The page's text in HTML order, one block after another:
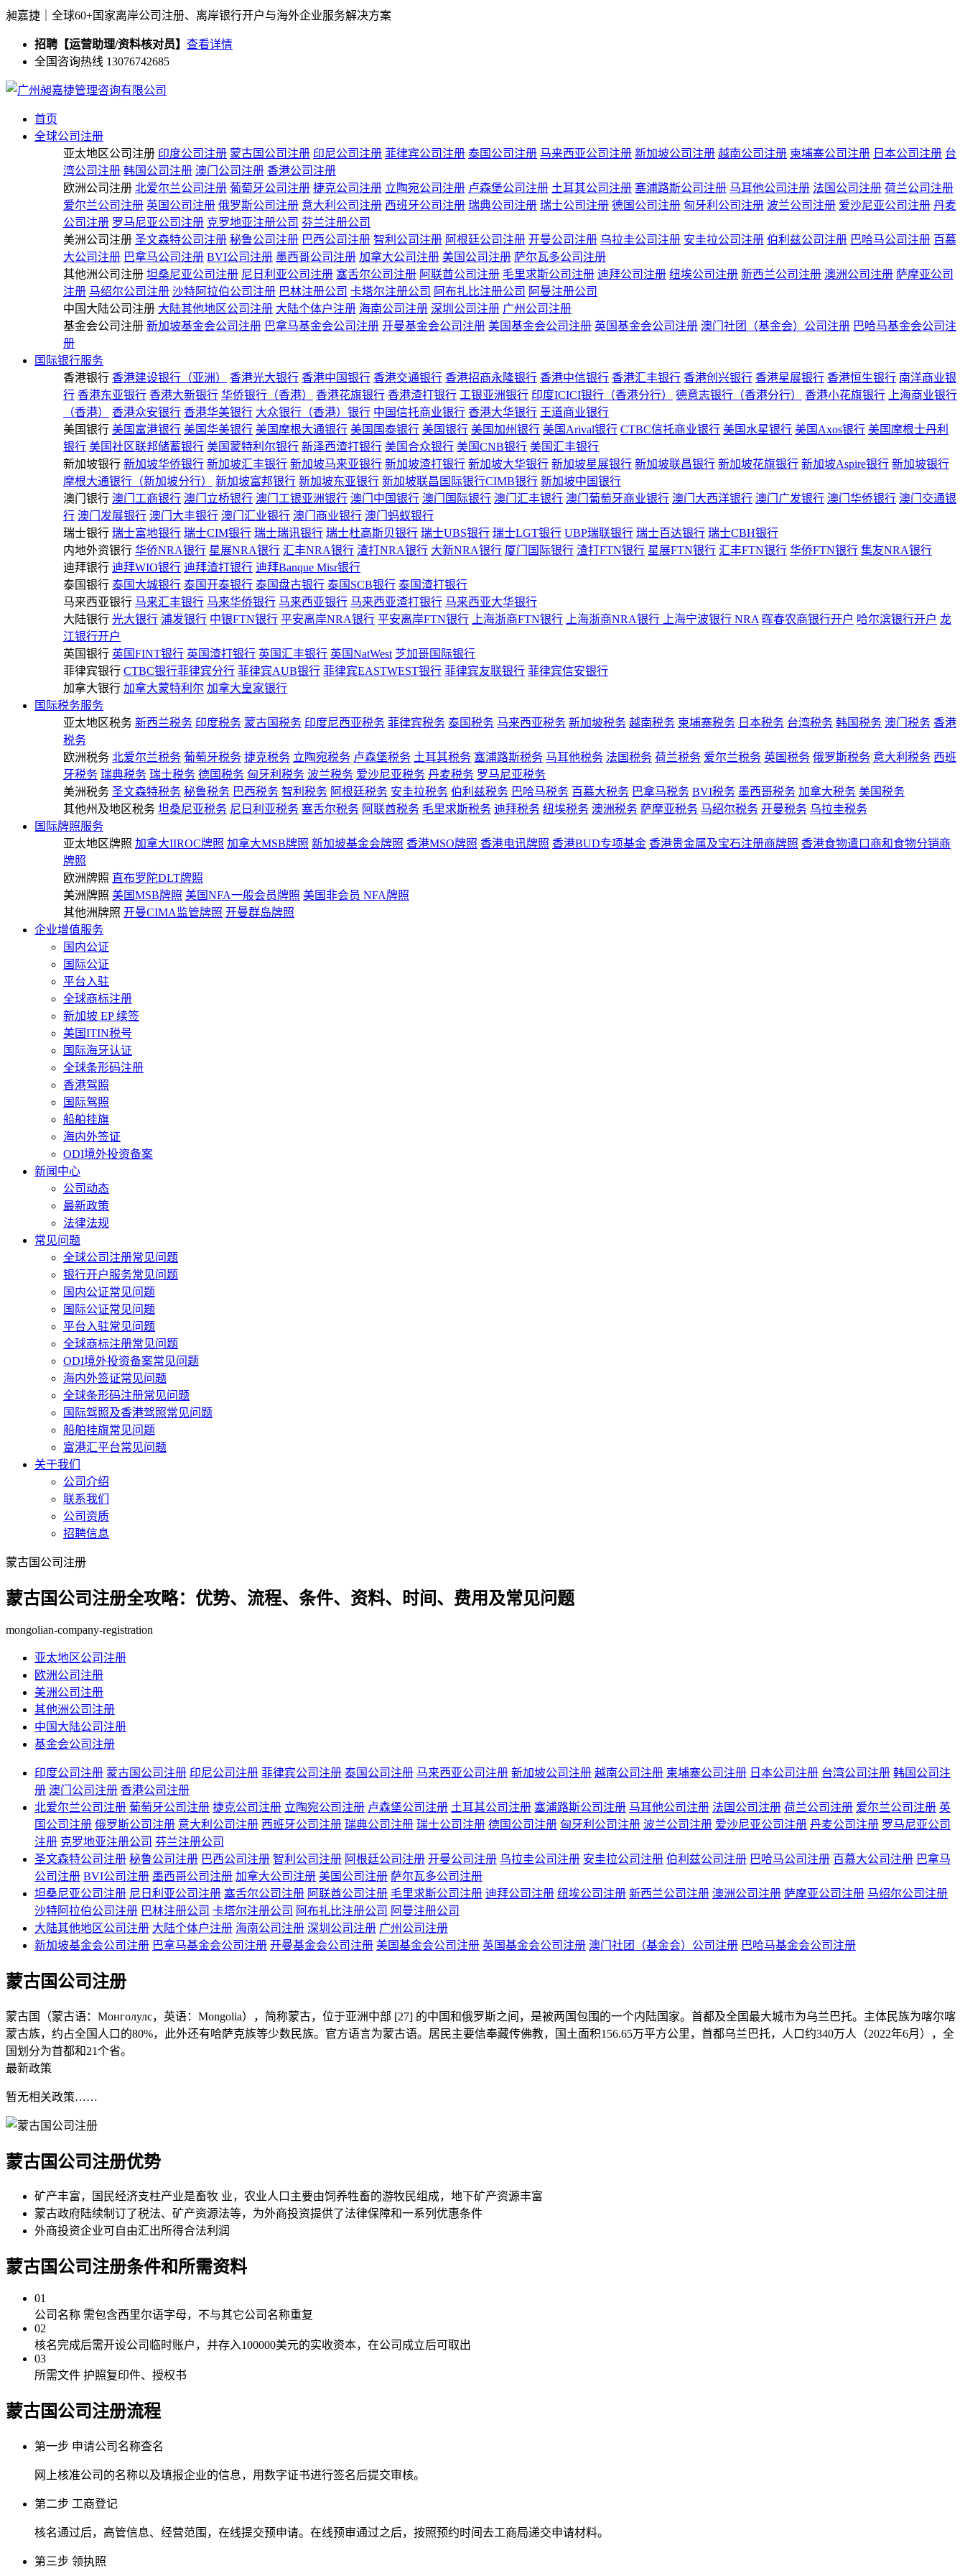
昶嘉捷｜全球60+国家离岸公司注册、离岸银行开户与海外企业服务解决方案
招聘【运营助理/资料核对员】 查看详情
全国咨询热线 13076742685
首页
全球公司注册
亚太地区公司注册 印度公司注册 蒙古国公司注册 印尼公司注册 菲律宾公司注册 泰国公司注册 马来西亚公司注册 新加坡公司注册 越南公司注册 柬埔寨公司注册 日本公司注册 台
湾公司注册 韩国公司注册 澳门公司注册 香港公司注册
欧洲公司注册 北爱尔兰公司注册 葡萄牙公司注册 捷克公司注册 立陶宛公司注册 卢森堡公司注册 土耳其公司注册 塞浦路斯公司注册 马耳他公司注册 法国公司注册 荷兰公司注册
爱尔兰公司注册 英国公司注册 俄罗斯公司注册 意大利公司注册 西班牙公司注册 瑞典公司注册 瑞士公司注册 德国公司注册 匈牙利公司注册 波兰公司注册 爱沙尼亚公司注册 丹麦
公司注册 罗马尼亚公司注册 克罗地亚注册公司 芬兰注册公司
美洲公司注册 圣文森特公司注册 秘鲁公司注册 巴西公司注册 智利公司注册 阿根廷公司注册 开曼公司注册 乌拉圭公司注册 安圭拉公司注册 伯利兹公司注册 巴哈马公司注册 百慕
大公司注册 巴拿马公司注册 BVI公司注册 墨西哥公司注册 加拿大公司注册 美国公司注册 萨尔瓦多公司注册
其他洲公司注册 坦桑尼亚公司注册 尼日利亚公司注册 塞舌尔公司注册 阿联酋公司注册 毛里求斯公司注册 迪拜公司注册 纽埃公司注册 新西兰公司注册 澳洲公司注册 萨摩亚公司
注册 马绍尔公司注册 沙特阿拉伯公司注册 巴林注册公司 卡塔尔注册公司 阿布扎比注册公司 阿曼注册公司
中国大陆公司注册 大陆其他地区公司注册 大陆个体户注册 海南公司注册 深圳公司注册 广州公司注册
基金会公司注册 新加坡基金会公司注册 巴拿马基金会公司注册 开曼基金会公司注册 美国基金会公司注册 英国基金会公司注册 澳门社团（基金会）公司注册 巴哈马基金会公司注
册
国际银行服务
香港银行 香港建设银行（亚洲） 香港光大银行 香港中国银行 香港交通银行 香港招商永隆银行 香港中信银行 香港汇丰银行 香港创兴银行 香港星展银行 香港恒生银行 南洋商业银
行 香港东亚银行 香港大新银行 华侨银行（香港） 香港花旗银行 香港渣打银行 工银亚洲银行 印度ICICI银行（香港分行） 德意志银行（香港分行） 香港小花旗银行
上海商业银行
（香港）
香港众安银行 香港华美银行 大众银行（香港）银行 中国信托商业银行 香港大华银行 王道商业银行
美国银行 美国富港银行 美国华美银行 美国摩根大通银行 美国国泰银行 美国银行 美国加州银行 美国Arival银行 CTBC信托商业银行 美国水星银行 美国Axos银行 美国摩根士丹利
银行 美国社区联邦储蓄银行 美国蒙特利尔银行 新泽西渣打银行 美国合众银行 美国CNB银行 美国汇丰银行
新加坡银行 新加坡华侨银行 新加坡汇丰银行 新加坡马来亚银行 新加坡渣打银行 新加坡大华银行 新加坡星展银行 新加坡联昌银行 新加坡花旗银行 新加坡Aspire银行 新加坡银行
摩根大通银行（新加坡分行）
新加坡富邦银行 新加坡东亚银行 新加坡联昌国际银行CIMB银行 新加坡中国银行
澳门银行 澳门工商银行 澳门立桥银行 澳门工银亚洲银行 澳门中国银行 澳门国际银行 澳门汇丰银行 澳门葡萄牙商业银行 澳门大西洋银行 澳门广发银行 澳门华侨银行 澳门交通银
行 澳门发展银行 澳门大丰银行 澳门汇业银行 澳门商业银行 澳门蚂蚁银行
瑞士银行 瑞士富地银行 瑞士CIM银行 瑞士瑞讯银行 瑞士杜高斯贝银行 瑞士UBS银行 瑞士LGT银行 UBP瑞联银行 瑞士百达银行 瑞士CBH银行
内地外资银行 华侨NRA银行 星展NRA银行 汇丰NRA银行 渣打NRA银行 大新NRA银行 厦门国际银行 渣打FTN银行 星展FTN银行 汇丰FTN银行 华侨FTN银行 集友NRA银行
迪拜银行 迪拜WIO银行 迪拜渣打银行 迪拜Banque Misr银行
泰国银行 泰国大城银行 泰国开泰银行 泰国盘古银行 泰国SCB银行 泰国渣打银行
马来西亚银行 马来汇丰银行 马来华侨银行 马来西亚银行 马来西亚渣打银行 马来西亚大华银行
大陆银行 光大银行 浦发银行 中银FTN银行 平安离岸NRA银行 平安离岸FTN银行 上海浙商FTN银行 上海浙商NRA银行 上海宁波银行 NRA 晖春农商银行开户 哈尔滨银行开户 龙
江银行开户
英国银行 英国FINT银行 英国渣打银行 英国汇丰银行 英国NatWest 芝加哥国际银行
菲律宾银行 CTBC银行菲律宾分行 菲律宾AUB银行 菲律宾EASTWEST银行 菲律宾友联银行 菲律宾信安银行
加拿大银行 加拿大蒙特利尔 加拿大皇家银行
国际税务服务
亚太地区税务 新西兰税务 印度税务 蒙古国税务 印度尼西亚税务 菲律宾税务 泰国税务 马来西亚税务 新加坡税务 越南税务 柬埔寨税务 日本税务 台湾税务 韩国税务 澳门税务 香港
税务
欧洲税务 北爱尔兰税务 葡萄牙税务 捷克税务 立陶宛税务 卢森堡税务 土耳其税务 塞浦路斯税务 马耳他税务 法国税务 荷兰税务 爱尔兰税务 英国税务 俄罗斯税务 意大利税务 西班
牙税务 瑞典税务 瑞士税务 德国税务 匈牙利税务 波兰税务 爱沙尼亚税务 丹麦税务 罗马尼亚税务
美洲税务 圣文森特税务 秘鲁税务 巴西税务 智利税务 阿根廷税务 安圭拉税务 伯利兹税务 巴哈马税务 百慕大税务 巴拿马税务 BVI税务 墨西哥税务 加拿大税务 美国税务
其他州及地区税务 坦桑尼亚税务 尼日利亚税务 塞舌尔税务 阿联酋税务 毛里求斯税务 迪拜税务 纽埃税务 澳洲税务 萨摩亚税务 马绍尔税务 开曼税务 乌拉圭税务
国际牌照服务
亚太地区牌照 加拿大IIROC牌照 加拿大MSB牌照 新加坡基金会牌照 香港MSO牌照 香港电讯牌照 香港BUD专项基金 香港贵金属及宝石注册商牌照 香港食物遣口商和食物分销商
牌照
欧洲牌照 直布罗陀DLT牌照
美洲牌照 美国MSB牌照 美国NFA一般会员牌照 美国非会员 NFA牌照
其他洲牌照 开曼CIMA监管牌照 开曼群岛牌照
企业增值服务
国内公证
国际公证
平台入驻
全球商标注册
新加坡 EP 续签
美国ITIN税号
国际海牙认证
全球条形码注册
香港驾照
国际驾照
船舶挂旗
海内外签证
ODI境外投资备案
新闻中心
公司动态
最新政策
法律法规
常见问题
全球公司注册常见问题
银行开户服务常见问题
国内公证常见问题
国际公证常见问题
平台入驻常见问题
全球商标注册常见问题
ODI境外投资备案常见问题
海内外签证常见问题
全球条形码注册常见问题
国际驾照及香港驾照常见问题
船舶挂旗常见问题
富港汇平台常见问题
关于我们
公司介绍
联系我们
公司资质
招聘信息
蒙古国公司注册
蒙古国公司注册全攻略：优势、流程、条件、资料、时间、费用及常见问题
mongolian-company-registration
亚太地区公司注册
欧洲公司注册
美洲公司注册
其他洲公司注册
中国大陆公司注册
基金会公司注册
印度公司注册 蒙古国公司注册 印尼公司注册 菲律宾公司注册 泰国公司注册 马来西亚公司注册 新加坡公司注册 越南公司注册 柬埔寨公司注册 日本公司注册 台湾公司注册 韩国公司注
册 澳门公司注册 香港公司注册
北爱尔兰公司注册 葡萄牙公司注册 捷克公司注册 立陶宛公司注册 卢森堡公司注册 土耳其公司注册 塞浦路斯公司注册 马耳他公司注册 法国公司注册 荷兰公司注册 爱尔兰公司注册 英
国公司注册 俄罗斯公司注册 意大利公司注册 西班牙公司注册 瑞典公司注册 瑞士公司注册 德国公司注册 匈牙利公司注册 波兰公司注册 爱沙尼亚公司注册 丹麦公司注册 罗马尼亚公司
注册 克罗地亚注册公司 芬兰注册公司
圣文森特公司注册 秘鲁公司注册 巴西公司注册 智利公司注册 阿根廷公司注册 开曼公司注册 乌拉圭公司注册 安圭拉公司注册 伯利兹公司注册 巴哈马公司注册 百慕大公司注册 巴拿马
公司注册 BVI公司注册 墨西哥公司注册 加拿大公司注册 美国公司注册 萨尔瓦多公司注册
坦桑尼亚公司注册 尼日利亚公司注册 塞舌尔公司注册 阿联酋公司注册 毛里求斯公司注册 迪拜公司注册 纽埃公司注册 新西兰公司注册 澳洲公司注册 萨摩亚公司注册 马绍尔公司注册
沙特阿拉伯公司注册 巴林注册公司 卡塔尔注册公司 阿布扎比注册公司 阿曼注册公司
大陆其他地区公司注册 大陆个体户注册 海南公司注册 深圳公司注册 广州公司注册
新加坡基金会公司注册 巴拿马基金会公司注册 开曼基金会公司注册 美国基金会公司注册 英国基金会公司注册 澳门社团（基金会）公司注册 巴哈马基金会公司注册
蒙古国公司注册
蒙古国（蒙古语：Монголулс，英语：Mongolia），简称蒙古，位于亚洲中部 [27] 的中国和俄罗斯之间，是被两国包围的一个内陆国家。首都及全国最大城市为乌兰巴托。主体民族为喀尔喀
蒙古族，约占全国人口的80%，此外还有哈萨克族等少数民族。官方语言为蒙古语。居民主要信奉藏传佛教，国土面积156.65万平方公里，首都乌兰巴托，人口约340万人（2022年6月），全
国划分为首都和21个省。
最新政策
暂无相关政策……
蒙古国公司注册优势
矿产丰富，国民经济支柱产业是畜牧 业，农业人口主要由饲养牲畜的游牧民组成，地下矿产资源丰富
蒙古政府陆续制订了税法、矿产资源法等，为外商投资提供了法律保障和一系列优惠条件
外商投资企业可自由汇出所得合法利润
蒙古国公司注册条件和所需资料
01
公司名称 需包含西里尔语字母，不与其它公司名称重复
02
核名完成后需开设公司临时账户，并存入100000美元的实收资本，在公司成立后可取出
03
所需文件 护照复印件、授权书
蒙古国公司注册流程
第一步 申请公司名称查名
网上核准公司的名称以及填报企业的信息，用数字证书进行签名后提交审核。
第二步 工商登记
核名通过后，高管信息、经营范围，在线提交预申请。在线预审通过之后，按照预约时间去工商局递交申请材料。
第三步 领执照